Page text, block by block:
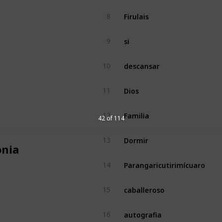
42 of 114
8 Firulais
9 si
10 descansar
11 Dios
12 Familia
13 Dormir
14 Parangaricutirimícuaro
15 caballeroso
16 autografia